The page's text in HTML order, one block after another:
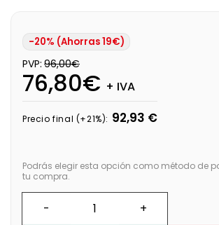
-20% (Ahorras 19€)
PVP: 96,00€
76,80€ + IVA
Precio final (+21%): 92,93 €
Podrás elegir esta opción como método de
tu compra.